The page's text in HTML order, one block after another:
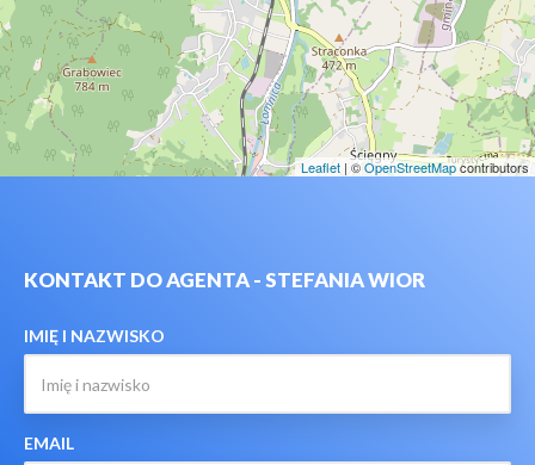
Leaflet | ©OpenStreetMapcontributors
KONTAKT DO AGENTA - STEFANIA WIOR
IMIĘ I NAZWISKO
EMAIL